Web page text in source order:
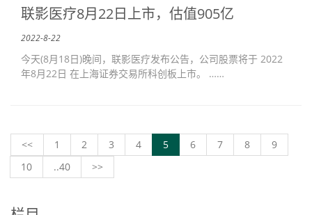
联影医疗8月22日上市，估值905亿
2022-8-22
今天(8月18日)晚间，联影医疗发布公告，公司股票将于 2022
年8月22日 在上海证券交易所科创板上市。 ……
<< 1 2 3 4 5 6 7 8
9
10
..40 >>